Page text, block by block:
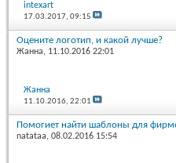
intexart
17.03.2017,09:15
Оцените логотип, и какой лучше?
Жанна, 11.10.2016 22:01
Жанна
11.10.2016,22:01
Помогиет найти шаблоны для
natataa, 08.02.2016 15:54